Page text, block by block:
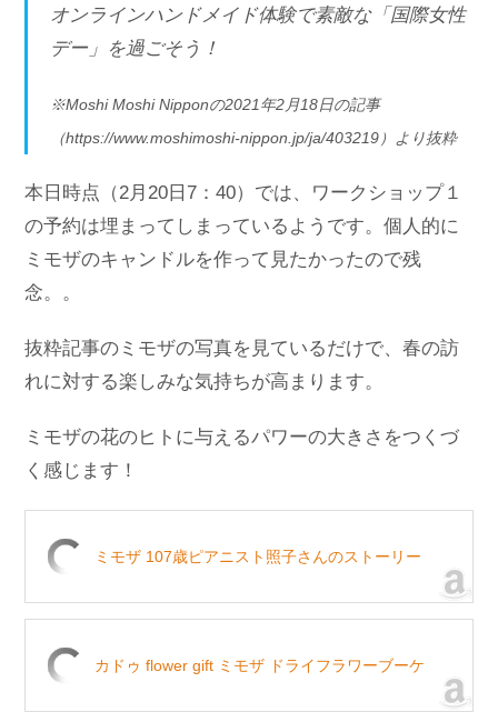
オンラインハンドメイド体験で素敵な「国際女性
デー」を過ごそう！
※Moshi Moshi Nipponの2021年2月18日の記事
（https://www.moshimoshi-nippon.jp/ja/403219）より抜粋
本日時点（2月20日7：40）では、ワークショップ１
の予約は埋まってしまっているようです。個人的に
ミモザのキャンドルを作って見たかったので残
念。。
抜粋記事のミモザの写真を見ているだけで、春の訪
れに対する楽しみな気持ちが高まります。
ミモザの花のヒトに与えるパワーの大きさをつくづ
く感じます！
ミモザ 107歳ピアニスト照子さんのストーリー
カドゥ flower gift ミモザ ドライフラワーブーケ